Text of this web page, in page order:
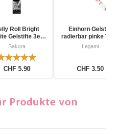
Roll Bright
Gelstifte 3er
Pack
Sakura
CHF 5.90
Einhorn Gelstift
radierbar pinke
Legami
CHF 3.50
Produkte von